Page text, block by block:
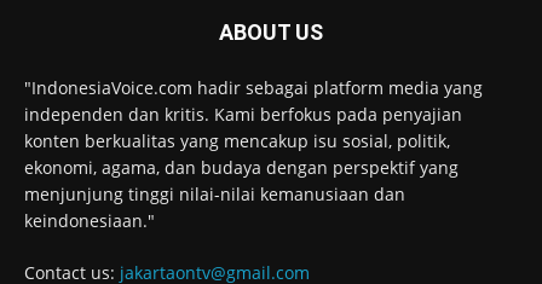
ABOUT US
"IndonesiaVoice.com hadir sebagai platform media yang
independen dan kritis. Kami berfokus pada penyajian
konten berkualitas yang mencakup isu sosial, politik,
ekonomi, agama, dan budaya dengan perspektif yang
menjunjung tinggi nilai-nilai kemanusiaan dan
keindonesiaan."
Contact us: jakartaontv@gmail.com